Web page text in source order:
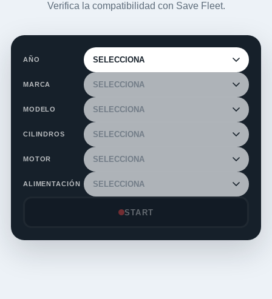
Verifica la compatibilidad con Save Fleet.
AÑO
MARCA
MODELO
CILINDROS
MOTOR
ALIMENTACIÓN
START